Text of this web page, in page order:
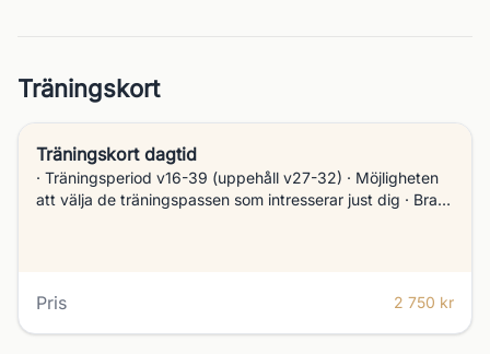
Träningskort
Träningskort dagtid
· Träningsperiod v16-39 (uppehåll v27-32) · Möjligheten
att välja de träningspassen som intresserar just dig · Bra
kr). Till detta tillkommer en bokningsavgift på 3% av
totalbeloppet.
Pris 2 750 kr